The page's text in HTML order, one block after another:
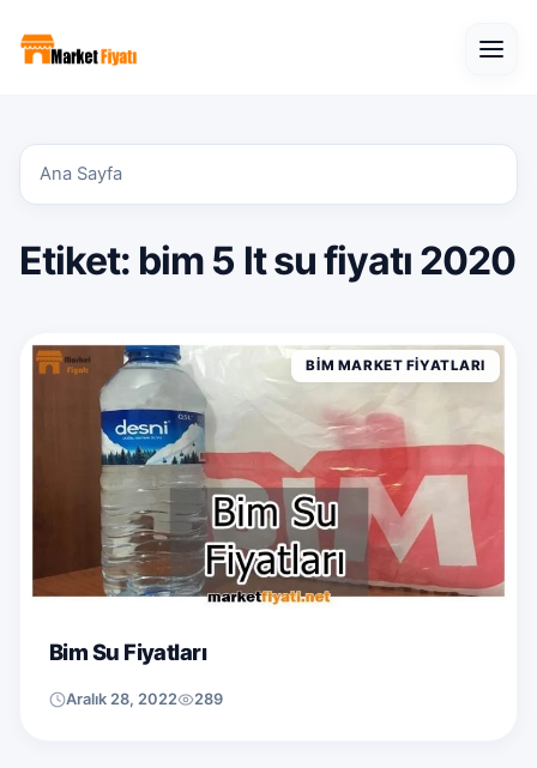
Ana Sayfa
Etiket: bim 5 lt su fiyatı 2020
BIM MARKET FIYATLARI
Bim Su Fiyatları
Aralık 28, 2022 289